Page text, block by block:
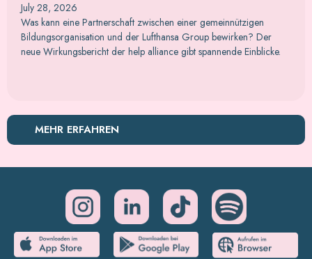
July 28, 2026
Was kann eine Partnerschaft zwischen einer gemeinnützigen
Bildungsorganisation und der Lufthansa Group bewirken? Der
neue Wirkungsbericht der help alliance gibt spannende Einblicke.
MEHR ERFAHREN